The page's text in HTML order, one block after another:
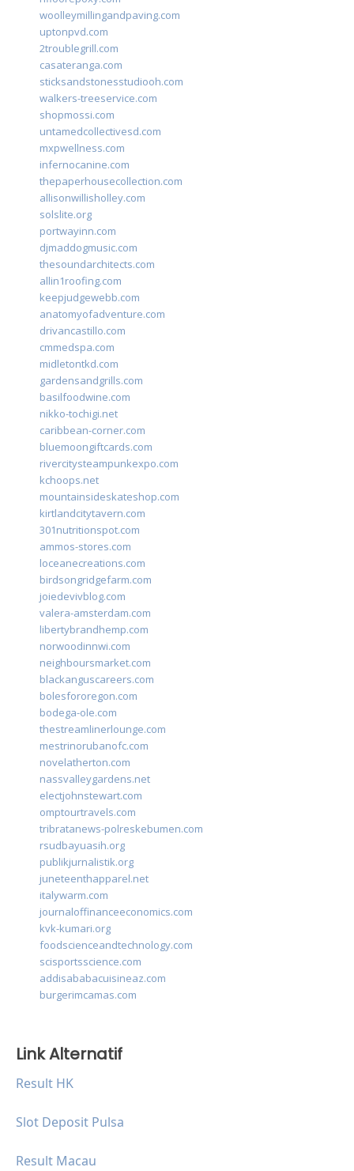
woolleymillingandpaving.com
uptonpvd.com
2troublegrill.com
casateranga.com
sticksandstonesstudiooh.com
walkers-treeservice.com
shopmossi.com
untamedcollectivesd.com
mxpwellness.com
infernocanine.com
thepaperhousecollection.com
allisonwillisholley.com
solslite.org
portwayinn.com
djmaddogmusic.com
thesoundarchitects.com
allin1roofing.com
keepjudgewebb.com
anatomyofadventure.com
drivancastillo.com
cmmedspa.com
midletontkd.com
gardensandgrills.com
basilfoodwine.com
nikko-tochigi.net
caribbean-corner.com
bluemoongiftcards.com
rivercitysteampunkexpo.com
kchoops.net
mountainsideskateshop.com
kirtlandcitytavern.com
301nutritionspot.com
ammos-stores.com
loceanecreations.com
birdsongridgefarm.com
joiedevivblog.com
valera-amsterdam.com
libertybrandhemp.com
norwoodinnwi.com
neighboursmarket.com
blackanguscareers.com
bolesfororegon.com
bodega-ole.com
thestreamlinerlounge.com
mestrinorubanofc.com
novelatherton.com
nassvalleygardens.net
electjohnstewart.com
omptourtravels.com
tribratanews-polreskebumen.com
rsudbayuasih.org
publikjurnalistik.org
juneteenthapparel.net
italywarm.com
journaloffinanceeconomics.com
kvk-kumari.org
foodscienceandtechnology.com
scisportsscience.com
addisababacuisineaz.com
burgerimcamas.com
Link Alternatif
Result HK
Slot Deposit Pulsa
Result Macau